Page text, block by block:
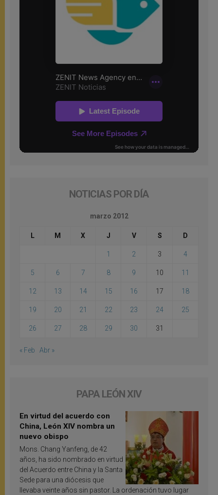
NOTICIAS POR DÍA
marzo 2012
L M X J V S D
1 2 3 4
5 6 7 8 9 10 11
12 13 14 15 16 17 18
19 20 21 22 23 24 25
26 27 28 29 30 31
« Feb Abr »
PAPA LEÓN XIV
En virtud del acuerdo con
China, León XIV nombra un
nuevo obispo
Mons. Chang Yanfeng, de 42
años, ha sido nombrado en virtud
del Acuerdo entre China y la Santa
Sede para una diócesis que
llevaba veinte años sin pastor. La ordenación tuvo lugar